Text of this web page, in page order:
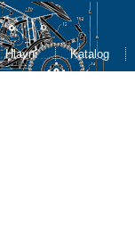
Hlavní Katalog